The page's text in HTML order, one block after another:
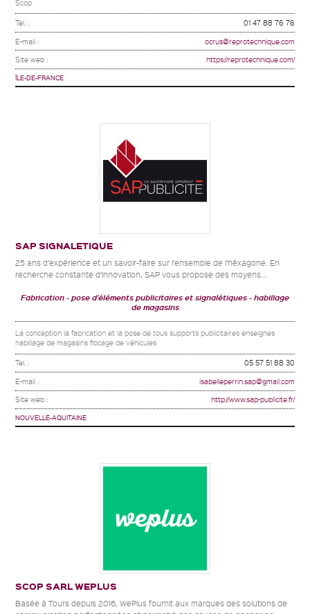
Scop
Tel. : 01 47 88 76 76
E-mail : ocrus@reprotechnique.com
Site web : https://reprotechnique.com/
ÎLE-DE-FRANCE
SAP SIGNALETIQUE
25 ans d’expérience et un savoir-faire sur l’ensemble de l’héxagone. En
recherche constante d’innovation, SAP vous propose des moyens...
Fabrication pose d’éléments publicitaires et signalétiques
habillage
de magasins
La conception la fabrication et la pose de tous supports publicitaires enseignes
habillage de magasins flocage de véhicules
Tel. : 05 57 51 88 30
E-mail : isabelleperrin.sap@gmail.com
Site web : http://www.sap-publicite.fr/
NOUVELLE-AQUITAINE
SCOP SARL WEPLUS
Basée à Tours depuis 2016, WePlus fournit aux marques des solutions de